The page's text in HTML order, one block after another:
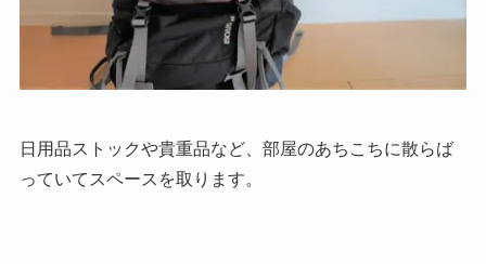
日用品ストックや貴重品など、部屋のあちこちに散らば
っていてスペースを取ります。